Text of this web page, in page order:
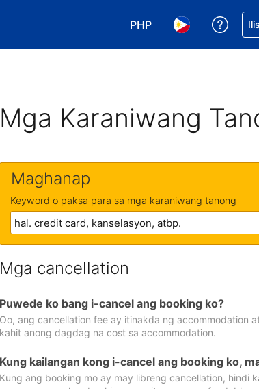
PHP
Pumili ng currency mo.
Pumili ng wika
Mga Karaniwang
Maghanap
Keyword o paksa para sa mga karaniwang tanong
Mga cancellation
Puwede ko bang i-cancel ang booking ko?
Oo, ang cancellation fee ay itinakda ng accommodation
kahit anong dagdag na cost sa accommodation.
Kung kailangan kong i-cancel ang booking ko,
Kung ang booking mo ay may libreng cancellation, hindi